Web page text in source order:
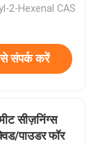
2-Hexenal CAS
संपर्क करें
सीज़निंग्स
पाउडर फॉर